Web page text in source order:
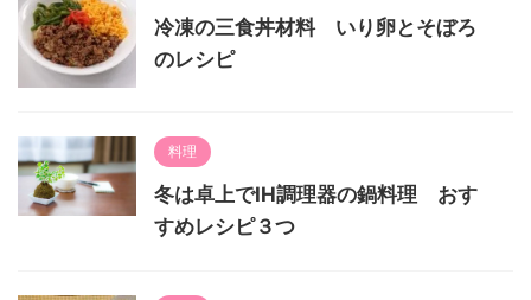
冷凍の三食丼材料 いり卵とそぼろ
のレシピ
料理
冬は卓上でIH調理器の鍋料理 おす
すめレシピ３つ